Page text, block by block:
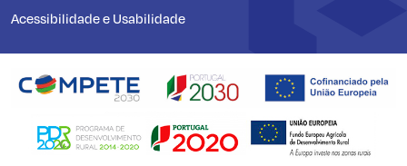
Acessibilidade e Usabilidade